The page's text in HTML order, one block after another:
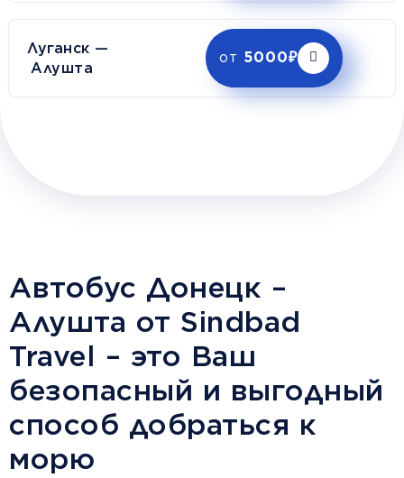
Луганск —
Алушта
от 5000₽
Автобус Донецк –
Алушта от Sindbad
Travel – это Ваш
безопасный и выгодный
способ добраться к
морю